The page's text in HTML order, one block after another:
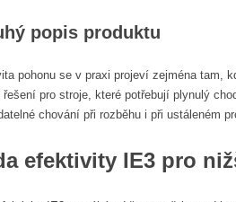
popis produktu
pohonu se v praxi projeví zejména tam,
řešení pro stroje, které potřebují plynulý
chování při rozběhu i při ustáleném
efektivity IE3 pro